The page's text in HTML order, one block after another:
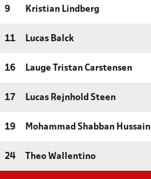
9 Kristian Lindberg
11 Lucas Balck
16 Lauge Tristan Carstensen
17 Lucas Rejnhold Steen
19 Mohammad Shabban Hussain
24 Theo Wallentino